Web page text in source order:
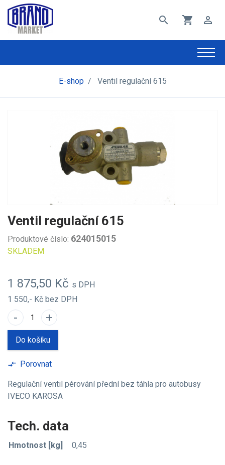
search shopping_cart perm_identity
E-shop / Ventil regulační 615
Ventil regulační 615
Produktové číslo: 624015015
SKLADEM
1 875,50 Kč s DPH
1 550,- Kč bez DPH
- +
Do košíku
compare_arrows Porovnat
Regulační ventil pérování přední bez táhla pro autobusy
IVECO KAROSA
Tech. data
Hmotnost [kg] 0,45